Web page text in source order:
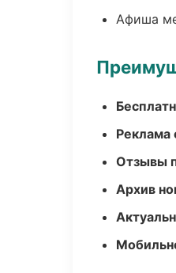
Афиша
Реклама
Отзывы
Архив